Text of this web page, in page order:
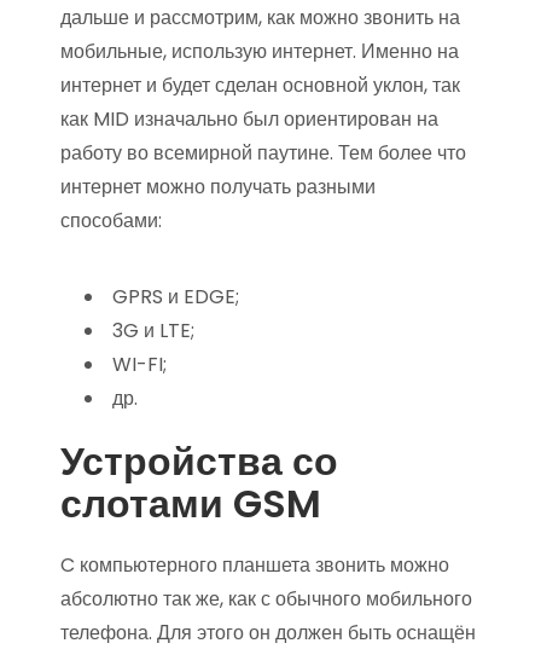
дальше и рассмотрим, как можно звонить на
мобильные, использую интернет. Именно на
интернет и будет сделан основной уклон, так
как MID изначально был ориентирован на
работу во всемирной паутине. Тем более что
интернет можно получать разными
способами:
GPRS и EDGE;
3G и LTE;
WI-FI;
др.
Устройства со
слотами GSM
C компьютерного планшета звонить можно
абсолютно так же, как с обычного мобильного
телефона. Для этого он должен быть оснащён